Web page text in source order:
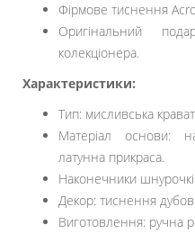
Фірмове тиснення
Оригінальний
колекціонера.
Характеристики:
Тип: мисливська
Матеріал основи:
латунна прикраса.
Наконечники
Декор: тиснення
Виготовлення: ручна